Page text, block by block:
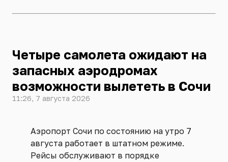
Четыре самолета ожидают на
запасных аэродромах
возможности вылететь в Сочи
11:26, 7 августа 2026
Аэропорт Сочи по состоянию на утро 7
августа работает в штатном режиме.
Рейсы обслуживают в порядке